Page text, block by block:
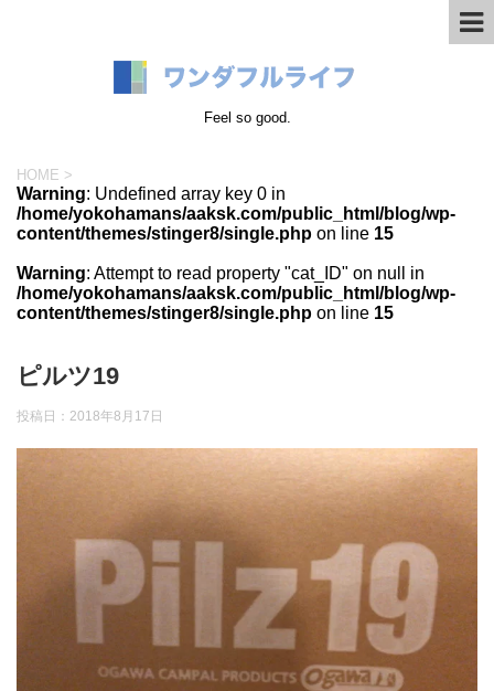
Feel so good.
HOME >
Warning: Undefined array key 0 in
/home/yokohamans/aaksk.com/public_html/blog/wp-
content/themes/stinger8/single.php on line 15
Warning: Attempt to read property "cat_ID" on null in
/home/yokohamans/aaksk.com/public_html/blog/wp-
content/themes/stinger8/single.php on line 15
ピルツ19
投稿日： 2018年8月17日